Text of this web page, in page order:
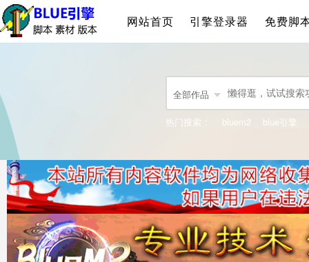
网站首页 引擎登录器 免费脚
全部作品
热门搜索： bluem2 blue引擎